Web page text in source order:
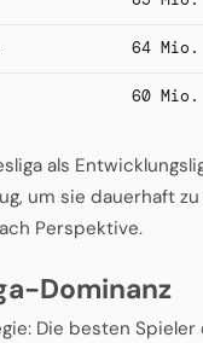
64 Mio.
60 Mio.
als
um sie dauerhaft
Perspektive.
Dominanz
Die besten Spieler